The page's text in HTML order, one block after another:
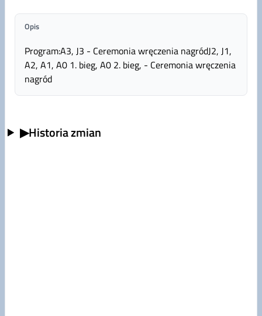
Opis
Program:A3, J3 - Ceremonia wręczenia nagródJ2, J1,
A2, A1, A0 1. bieg, A0 2. bieg, - Ceremonia wręczenia
nagród
▶Historia zmian